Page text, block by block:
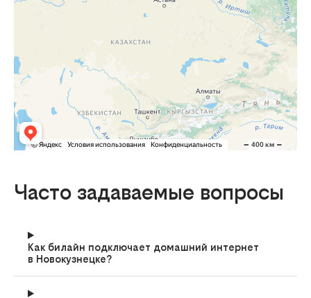
Часто задаваемые вопросы
Как билайн подключает домашний интернет
в Новокузнецке?